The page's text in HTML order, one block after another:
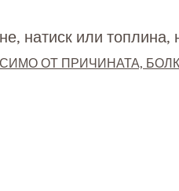
натиск или
ОТ ПРИЧИНАТА,